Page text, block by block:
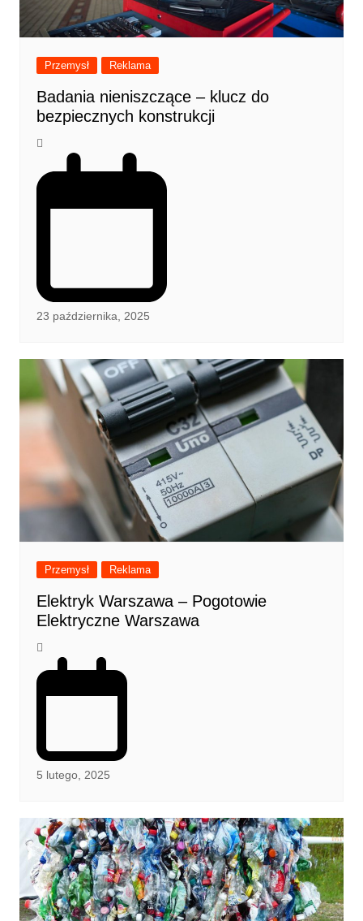
Przemysł Reklama
Badania nieniszczące – klucz do
bezpiecznych konstrukcji
23 października, 2025
Przemysł Reklama
Elektryk Warszawa – Pogotowie
Elektryczne Warszawa
5 lutego, 2025